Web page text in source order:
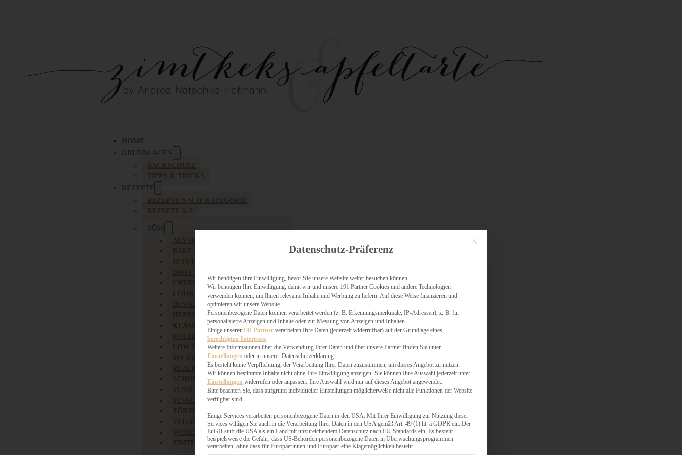
HOME
GRUNDLAGEN
BACKSCHULE
TIPPS & TRICKS
REZEPTE
REZEPTE NACH KATEGORIE
REZEPTE A-Z
SÜSS
AUS DEM OBSTGARTEN
CHEESECAKE & KÄSEKUCHEN
HEFEGEBÄCK
KLASSIKER
LOW CARB & GESÜNDER
MY AMERICAN BAKERY
REZEPTE ZU OSTERN
SCHOKOLADIGES
SÜSSES HAUPTGERICHT
SÜSSES KLEINGEBÄCK
VEGAN SÜSS
WEIHNACHTSBÄCKEREI
ZIMTLIEBE
Mit diesem Button wird der Dialog geschlossen. Seine Funktionalität ist identisch mit
Datenschutz-Präferenz
Wir benötigen Ihre Einwilligung, bevor Sie unsere Website weiter besuchen können.
Wir benötigen Ihre Einwilligung, damit wir und unsere 191 Partner Cookies und andere Technologien
verwenden können, um Ihnen relevante Inhalte und Werbung zu liefern. Auf diese Weise finanzieren und
optimieren wir unsere Website.
Personenbezogene Daten können verarbeitet werden (z. B. Erkennungsmerkmale, IP-Adressen), z. B. für
personalisierte Anzeigen und Inhalte oder zur Messung von Anzeigen und Inhalten.
Einige unserer 191 Partner verarbeiten Ihre Daten (jederzeit widerrufbar) auf der Grundlage eines
berechtigten Interesses.
Weitere Informationen über die Verwendung Ihrer Daten und über unsere Partner finden Sie unter
Einstellungen oder in unserer Datenschutzerklärung.
Es besteht keine Verpflichtung, der Verarbeitung Ihrer Daten zuzustimmen, um dieses Angebot zu nutzen.
Wir können bestimmte Inhalte nicht ohne Ihre Einwilligung anzeigen. Sie können Ihre Auswahl jederzeit unter
Einstellungen widerrufen oder anpassen. Ihre Auswahl wird nur auf dieses Angebot angewendet.
Bitte beachten Sie, dass aufgrund individueller Einstellungen möglicherweise nicht alle Funktionen der Website
verfügbar sind.
Einige Services verarbeiten personenbezogene Daten in den USA. Mit Ihrer Einwilligung zur Nutzung dieser
Services willigen Sie auch in die Verarbeitung Ihrer Daten in den USA gemäß Art. 49 (1) lit. a GDPR ein. Der
EuGH stuft die USA als ein Land mit unzureichendem Datenschutz nach EU-Standards ein. Es besteht
beispielsweise die Gefahr, dass US-Behörden personenbezogene Daten in Überwachungsprogrammen
verarbeiten, ohne dass für Europäerinnen und Europäer eine Klagemöglichkeit besteht.